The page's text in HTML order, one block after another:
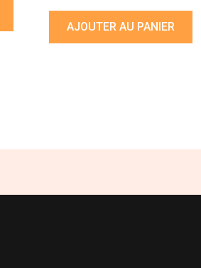
AJOUTER AU PANIER